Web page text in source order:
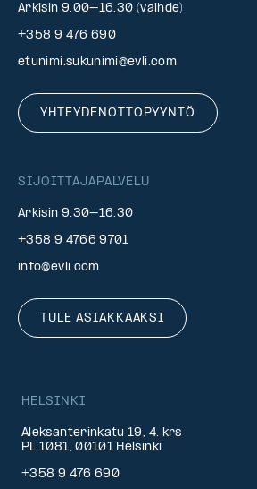
Arkisin 9.00–16.30 (vaihde)
+358 9 476 690
etunimi.sukunimi@evli.com
YHTEYDENOTTOPYYNTÖ
SIJOITTAJAPALVELU
Arkisin 9.30–16.30
+358 9 4766 9701
info@evli.com
TULE ASIAKKAAKSI
HELSINKI
Aleksanterinkatu 19, 4. krs
PL 1081, 00101 Helsinki
+358 9 476 690